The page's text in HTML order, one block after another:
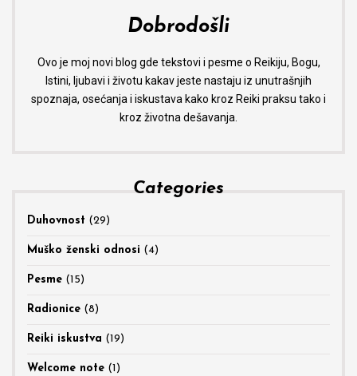
Dobrodošli
Ovo je moj novi blog gde tekstovi i pesme o Reikiju, Bogu,
Istini, ljubavi i životu kakav jeste nastaju iz unutrašnjih
spoznaja, osećanja i iskustava kako kroz Reiki praksu tako i
kroz životna dešavanja.
Categories
Duhovnost (29)
Muško ženski odnosi (4)
Pesme (15)
Radionice (8)
Reiki iskustva (19)
Welcome note (1)